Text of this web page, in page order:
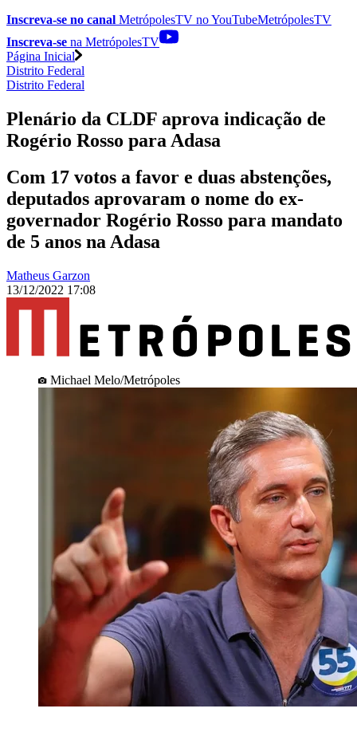
Inscreva-se no canal MetrópolesTV noYouTubeMetrópolesTV
Inscreva-se na MetrópolesTV
Página Inicial
Distrito Federal
Distrito Federal
Plenário da CLDF aprova indicação de
Rogério Rosso para Adasa
Com 17 votos a favor e duas abstenções,
deputados aprovaram o nome do ex-
governador Rogério Rosso para mandato
de 5 anos na Adasa
Matheus Garzon
13/12/2022 17:08
Michael Melo/Metrópoles